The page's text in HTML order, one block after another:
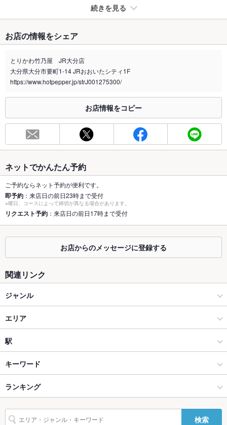
続きを見る
禁煙・喫煙
全席禁煙
喫煙専用室 なし
合わせください。
お席
容人数
個室 なし
座敷 なし
掘りごたつ なし
貸切 貸切不可 ：半フロアー貸切30名様～
設備
Wi-Fi
バリアフリ
ー
駐車場
その他設備
お店の情報をシェア
とりかわ竹乃屋 JR大分店
大分県大分市要町1-14 JRおおいたシティ1F
https://www.hotpepper.jp/strJ001275300/
お店情報をコピー
ネットでかんたん予約
ご予約ならネット予約が便利です。
即予約 ：来店日の前日23時まで受付
※曜日、コースによって締切が異なる場合があります。
リクエスト予約 ：来店日の前日17時まで受付
お店からのメッセージに登録する
関連リンク
ジャンル
和食
焼き鳥・鶏料理
大分市 × 和食
大分市 × 焼き鳥・鶏料理
大分駅 × 和食
エリア
大分駅
大分駅 × 和食
大分駅 × 焼き鳥・鶏料理
大分駅 × 居酒屋
駅
大分駅
古国府駅
キーワード
卵焼き 手羽先
つくね 鶏皮 もつ鍋 餃子
ランキング
大分のグルメランキング
検索